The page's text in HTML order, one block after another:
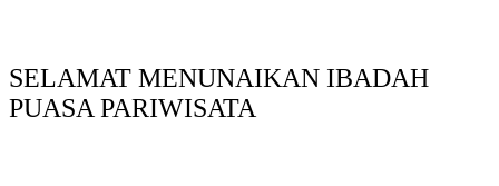
SELAMAT MENUNAIKAN IBADAH
PUASA PARIWISATA